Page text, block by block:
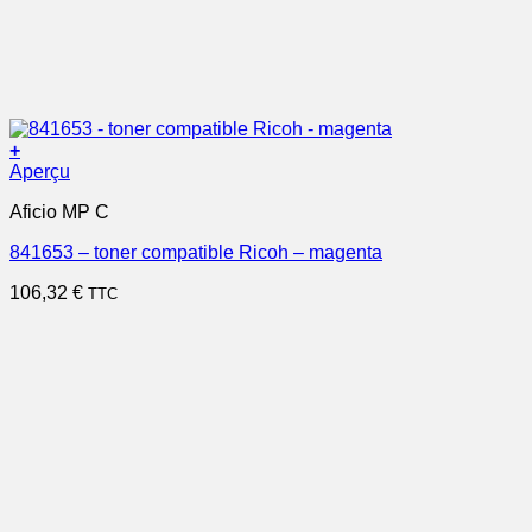
+
Aperçu
Aficio MP C
841653 – toner compatible Ricoh – magenta
106,32 € TTC